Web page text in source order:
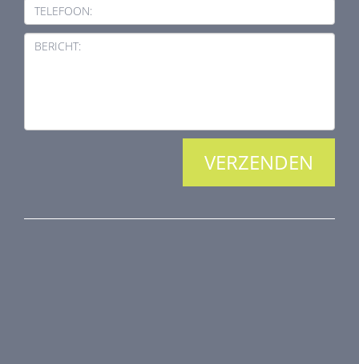
TELEFOON:
BERICHT: